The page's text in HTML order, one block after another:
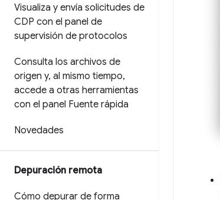
Visualiza y envía solicitudes de
CDP con el panel de
supervisión de protocolos
Consulta los archivos de
origen y, al mismo tiempo,
accede a otras herramientas
con el panel Fuente rápida
Novedades
Depuración remota
Cómo depurar de forma